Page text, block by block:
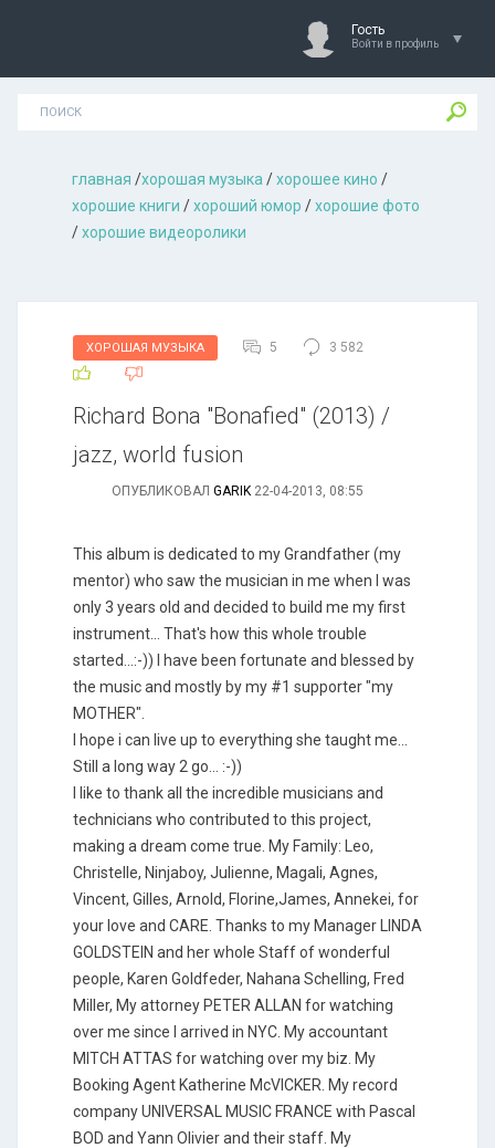
Гость
Войти в профиль
главная /хорошая музыкa /хорошее кино /
хорошие книги /хороший юмор /хорошие фото
/хорошие видеоролики
ХОРОШАЯ МУЗЫКА 5 3 582
Richard Bona "Bonafied" (2013) /
jazz, world fusion
ОПУБЛИКОВАЛ GARIK 22-04-2013, 08:55
This album is dedicated to my Grandfather (my
mentor) who saw the musician in me when I was
only 3 years old and decided to build me my first
instrument... That's how this whole trouble
started...:-)) I have been fortunate and blessed by
the music and mostly by my #1 supporter "my
MOTHER".
I hope i can live up to everything she taught me...
Still a long way 2 go... :-))
I like to thank all the incredible musicians and
technicians who contributed to this project,
making a dream come true. My Family: Leo,
Christelle, Ninjaboy, Julienne, Magali, Agnes,
Vincent, Gilles, Arnold, Florine,James, Annekei, for
your love and CARE. Thanks to my Manager LINDA
GOLDSTEIN and her whole Staff of wonderful
people, Karen Goldfeder, Nahana Schelling, Fred
Miller, My attorney PETER ALLAN for watching
over me since I arrived in NYC. My accountant
MITCH ATTAS for watching over my biz. My
Booking Agent Katherine McVICKER. My record
company UNIVERSAL MUSIC FRANCE with Pascal
BOD and Yann Olivier and their staff. My